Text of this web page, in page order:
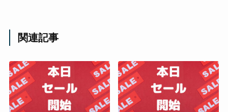
関連記事